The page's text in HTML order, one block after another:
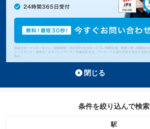
条件を絞り込んで検索
駅
閉じる